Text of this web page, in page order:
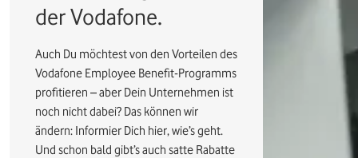
der Vodafone.
Auch Du möchtest von den Vorteilen des
Vodafone Employee Benefit-Programms
profitieren – aber Dein Unternehmen ist
noch nicht dabei? Das können wir
ändern: Informier Dich hier, wie’s geht.
Und schon bald gibt’s auch satte Rabatte